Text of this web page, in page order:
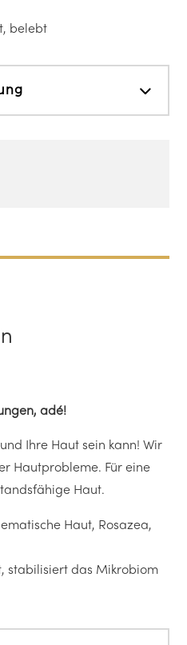
belebt
adé!
Ihre Haut sein kann! Wir
Hautprobleme. Für eine
Haut.
Haut, Rosazea,
stabilisiert das Mikrobiom